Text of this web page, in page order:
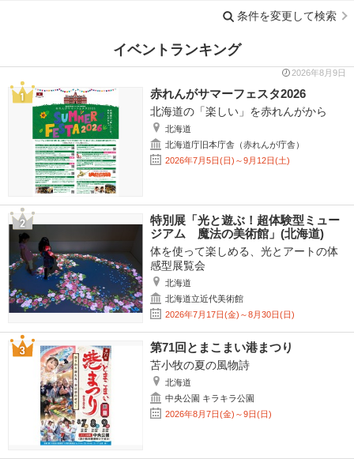
条件を変更して検索
イベントランキング
2026年8月9日
赤れんがサマーフェスタ2026
北海道の「楽しい」を赤れんがから
北海道
北海道庁旧本庁舎（赤れんが庁舎）
2026年7月5日(日)～9月12日(土)
特別展「光と遊ぶ！超体験型ミュー
ジアム 魔法の美術館」(北海道)
体を使って楽しめる、光とアートの体
感型展覧会
北海道
北海道立近代美術館
2026年7月17日(金)～8月30日(日)
第71回とまこまい港まつり
苫小牧の夏の風物詩
北海道
中央公園 キラキラ公園
2026年8月7日(金)～9日(日)